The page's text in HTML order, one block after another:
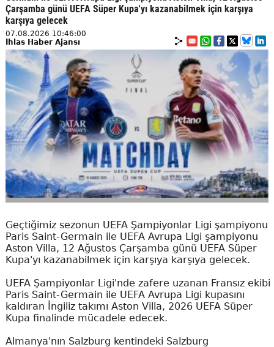
Çarşamba günü UEFA Süper Kupa'yı kazanabilmek için karşıya
karşıya gelecek
07.08.2026 10:46:00
İhlas Haber Ajansı
Geçtiğimiz sezonun UEFA Şampiyonlar Ligi şampiyonu
Paris Saint-Germain ile UEFA Avrupa Ligi şampiyonu
Aston Villa, 12 Ağustos Çarşamba günü UEFA Süper
Kupa'yı kazanabilmek için karşıya karşıya gelecek.
UEFA Şampiyonlar Ligi'nde zafere uzanan Fransız ekibi
Paris Saint-Germain ile UEFA Avrupa Ligi kupasını
kaldıran İngiliz takımı Aston Villa, 2026 UEFA Süper
Kupa finalinde mücadele edecek.
Almanya'nın Salzburg kentindeki Salzburg